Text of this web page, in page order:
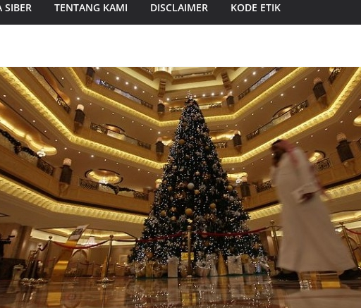
TENTANG KAMI DISCLAIMER KODE ETIK